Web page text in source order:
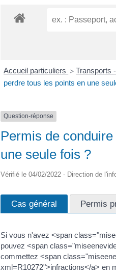
Accueil particuliers > Transports
perdre tous les points en une
Question-réponse
Permis de
une seule fois ?
Vérifié le 04/02/2022 - Direction de
Cas général Permis
Si vous n'avez <span
pouvez <span
commettez <span
xml=R10272">infractions</a> en